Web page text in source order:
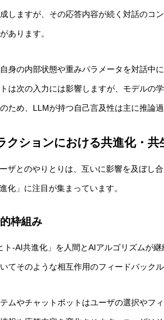
しますが、その応答内容が続く対話のコ
あります。
身の内部状態や重みパラメータを対話中
は次の入力には影響しますが、モデルの
ため、LLMが持つ自己言及性は主に推論
クションにおける共進化・共
ザとのやりとりは、互いに影響を及ぼし
化」に注目が集まっています。
枠組み
-AI共進化」を人間とAIアルゴリズムが
てそのような相互作用のフィードバック
ムやチャットボットはユーザの選択やフ